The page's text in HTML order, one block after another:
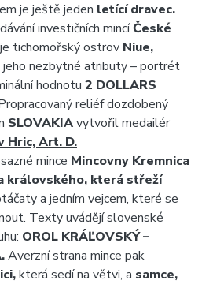
je ještě jeden letící dravec.
investičních mincíČeské
tichomořský ostrov Niue,
jeho nezbytné atributy – portrét
hodnotu 2 DOLLARS
reliéf dozdobený
SLOVAKIAvytvořil medailér
Hric, Art. D.
mince Mincovny Kremnica
královského, která střeží
a jedním vejcem, které se
Texty uvádějí slovenské
OROL KRÁĽOVSKÝ –
Averzní strana mince pak
která sedí na větvi, a samce,